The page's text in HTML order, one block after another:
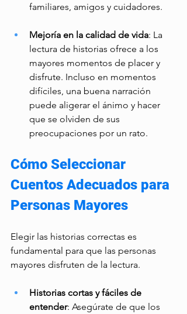
familiares, amigos y cuidadores.
Mejoría en la calidad de vida: La
lectura de historias ofrece a los
mayores momentos de placer y
disfrute. Incluso en momentos
difíciles, una buena narración
puede aligerar el ánimo y hacer
que se olviden de sus
preocupaciones por un rato.
Cómo Seleccionar
Cuentos Adecuados para
Personas Mayores
Elegir las historias correctas es
fundamental para que las personas
mayores disfruten de la lectura.
Historias cortas y fáciles de
entender: Asegúrate de que los